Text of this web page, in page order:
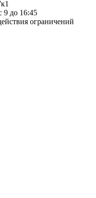
9 до 16:45
ограничений